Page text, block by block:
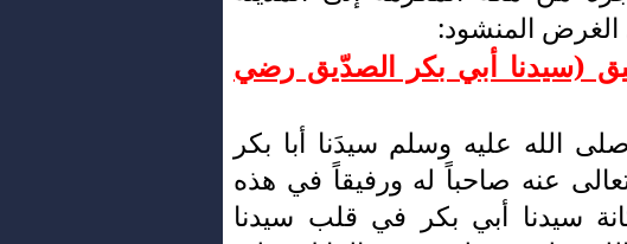
الغرض المنشود:
(سيدنا أبي بكر الصدّيق رضي
الله عليه وسلم سيدَنا أبا بكر
عنه صاحباً له ورفيقاً في هذه
سيدنا أبي بكر في قلب سيدنا